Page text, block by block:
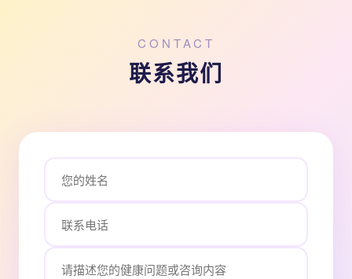
CONTACT
联系我们